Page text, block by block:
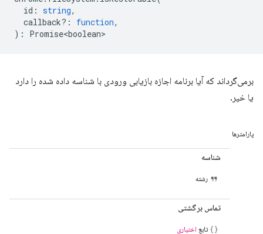
id : string,
callback? : function,
) : Promise<boolean>
برمی‌گرداند که آیا برنامه اجازه بازیابی ورودی با شناسه داده شده را دارد
یا خیر.
پارامترها
شناسه
رشته
تماس برگشتی
تابع اختیاری